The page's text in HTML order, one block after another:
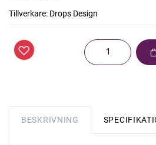
Tillverkare: Drops Design
BESKRIVNING